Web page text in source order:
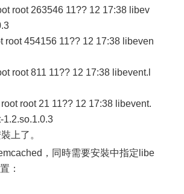
root 263546 11?? 12 17:38 libev
root 454156 11?? 12 17:38 libeven
root 811 11?? 12 17:38 libevent.l
root 21 11?? 12 17:38 libevent.
1.2.so.1.0.3
上了。
，同時需要安裝中指定libe
：